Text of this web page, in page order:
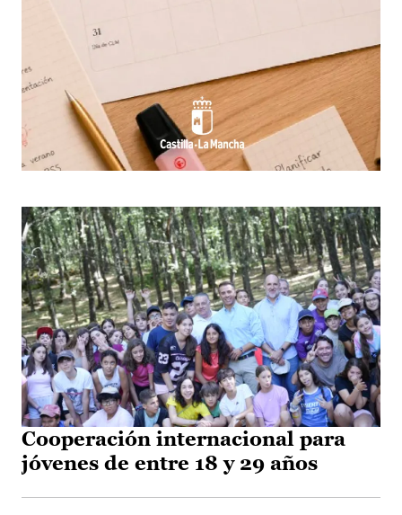
Cooperación internacional para
jóvenes de entre 18 y 29 años